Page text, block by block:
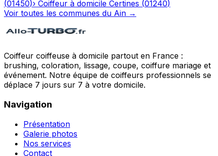
(01450)› Coiffeur à domicile Certines (01240)
Voir toutes les communes du Ain →
Coiffeur coiffeuse à domicile partout en France :
brushing, coloration, lissage, coupe, coiffure mariage et
événement. Notre équipe de coiffeurs professionnels se
déplace 7 jours sur 7 à votre domicile.
Navigation
Présentation
Galerie photos
Nos services
Contact